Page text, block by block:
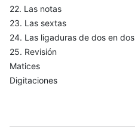
22. Las notas
23. Las sextas
24. Las ligaduras de dos en dos
25. Revisión
Matices
Digitaciones